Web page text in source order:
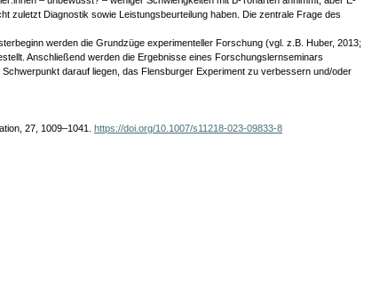
zuletzt Diagnostik sowie Leistungsbeurteilung haben. Die zentrale Frage des
werden die Grundzüge experimenteller Forschung (vgl. z.B. Huber, 2013;
Anschließend werden die Ergebnisse eines Forschungslernseminars
darauf liegen, das Flensburger Experiment zu verbessern und/oder
27, 1009–1041. https://doi.org/10.1007/s11218-023-09833-8